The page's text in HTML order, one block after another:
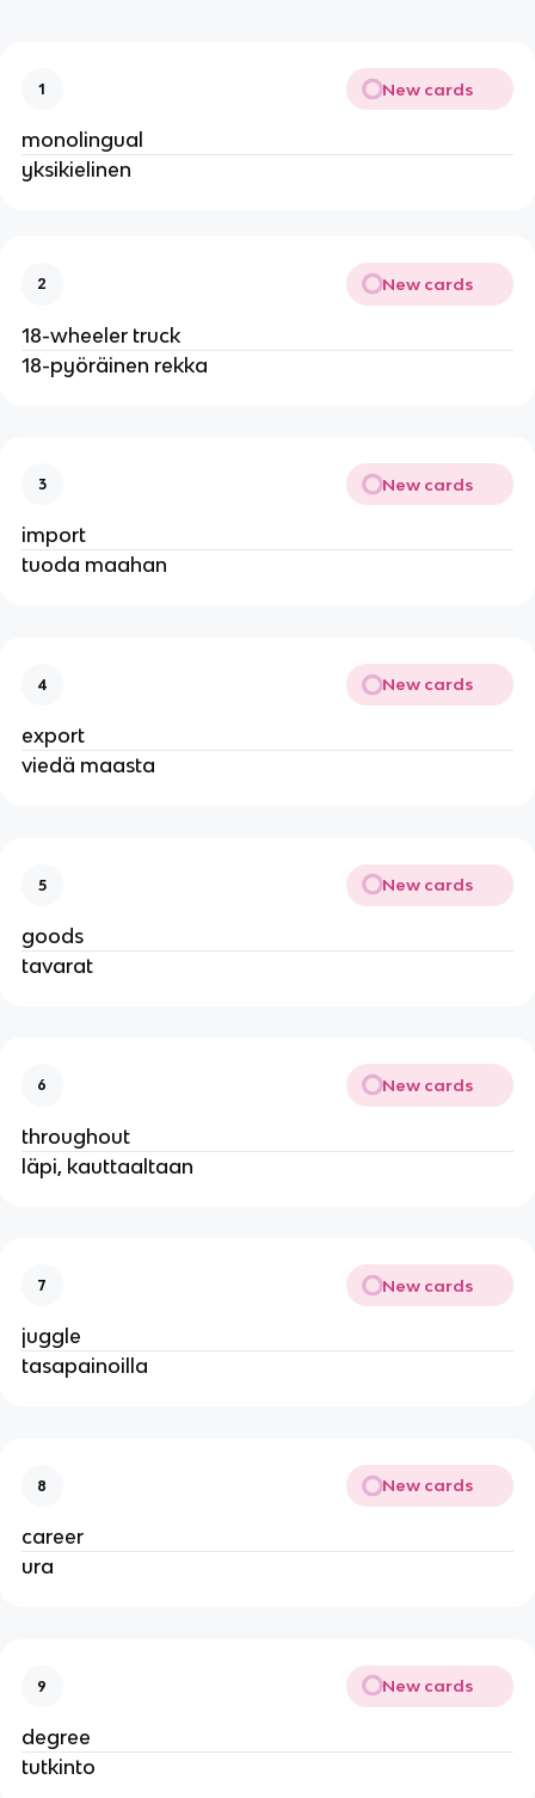
1 New cards
monolingual
yksikielinen
2 New cards
18-wheeler truck
18-pyöräinen rekka
3 New cards
import
tuoda maahan
4 New cards
export
viedä maasta
5 New cards
goods
tavarat
6 New cards
throughout
läpi, kauttaaltaan
7 New cards
juggle
tasapainoilla
8 New cards
career
ura
9 New cards
degree
tutkinto